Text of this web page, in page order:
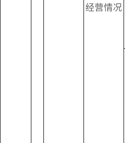
经营情况